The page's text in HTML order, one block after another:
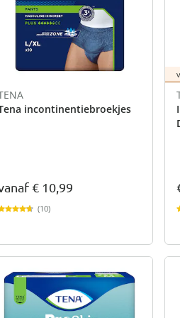
&
incontinentiebroekjes
€ 10,99
(10)